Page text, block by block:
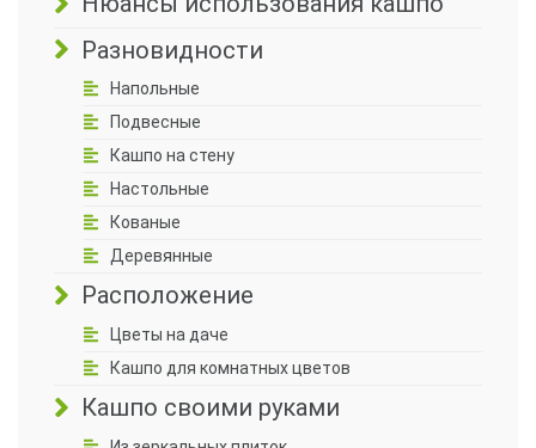
Разновидности
Напольные
Подвесные
Кашпо на стену
Настольные
Кованые
Деревянные
Расположение
Цветы на даче
Кашпо для комнатных цветов
Кашпо своими руками